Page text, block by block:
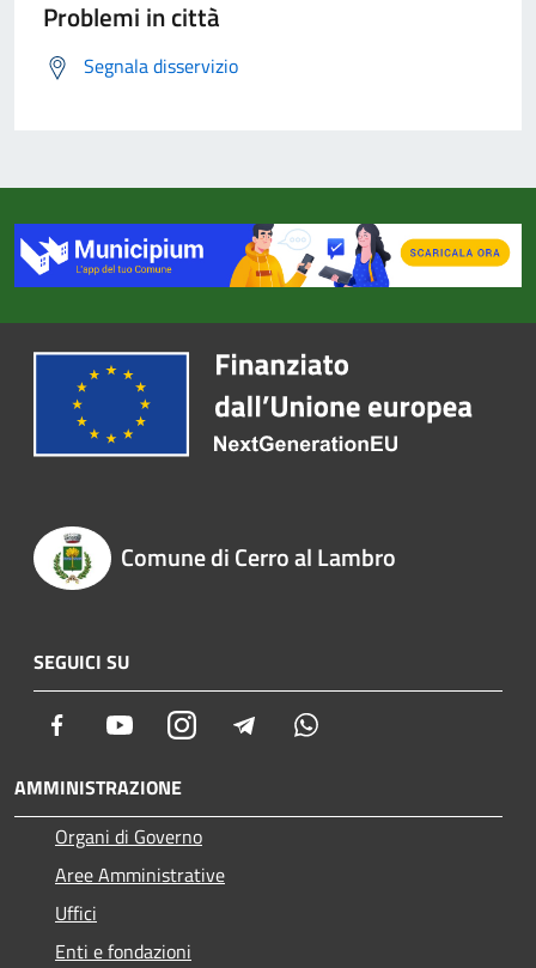
Problemi in città
Segnala disservizio
Comune di Cerro al Lambro
SEGUICI SU
Facebook YoutubeInstagram Telegram
AMMINISTRAZIONE
Organi di Governo
Aree Amministrative
Uffici
Enti e fondazioni